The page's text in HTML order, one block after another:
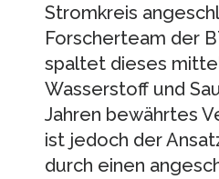
Stromkreis
Forscherteam der
spaltet dieses
Wasserstoff und
Jahren bewährtes
ist jedoch der
durch einen